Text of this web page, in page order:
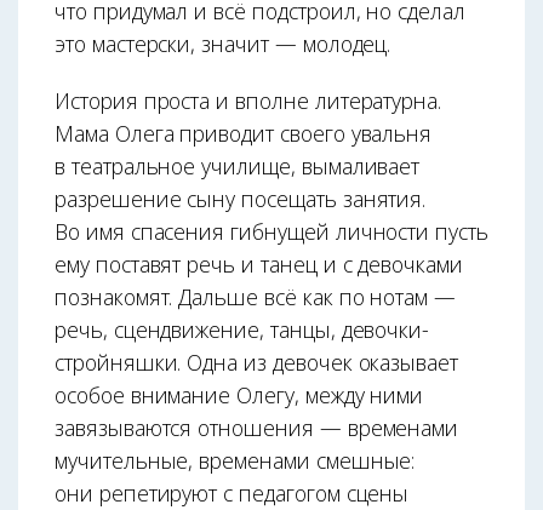
что придумал и всё подстроил, но сделал
это мастерски, значит — молодец.
История проста и вполне литературна.
Мама Олега приводит своего увальня
в театральное училище, вымаливает
разрешение сыну посещать занятия.
Во имя спасения гибнущей личности пусть
ему поставят речь и танец и с девочками
познакомят. Дальше всё как по нотам —
речь, сцендвижение, танцы, девочки-
стройняшки. Одна из девочек оказывает
особое внимание Олегу, между ними
завязываются отношения — временами
мучительные, временами смешные:
они репетируют с педагогом сцены